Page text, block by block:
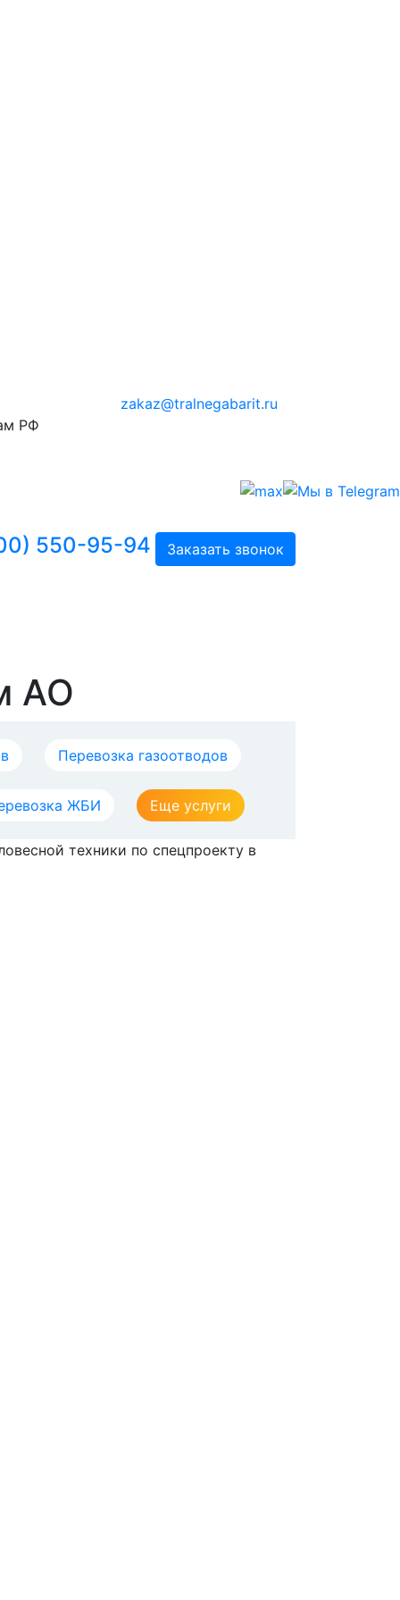
РФ
zakaz@tralnegabarit.ru
550-95-94 Заказать звонок
АО
Перевозка газоотводов
ЖБИ Еще услуги
техники по спецпроекту в